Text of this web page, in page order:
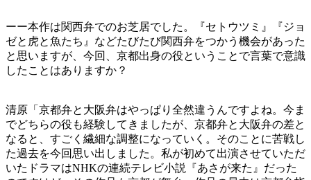
ーー本作は関西弁でのお芝居でした。『セトウツミ』『ジョ
ゼと虎と魚たち』などたびたび関西弁をつかう機会があった
と思いますが、今回、京都出身の役ということで言葉で意識
したことはありますか？
清原「京都弁と大阪弁はやっぱり全然違うんですよね。今ま
でどちらの役も経験してきましたが、京都弁と大阪弁の差と
なると、すごく繊細な調整になっていく。そのことに苦戦し
た過去を今回思い出しました。私が初めて出演させていただ
いたドラマはNHKの連続テレビ小説『あさが来た』だった